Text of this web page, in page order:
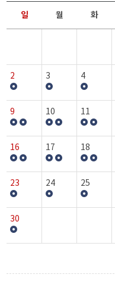
일 월 화
2 3 4
9 10 11
16 17 18
23 24 25
30